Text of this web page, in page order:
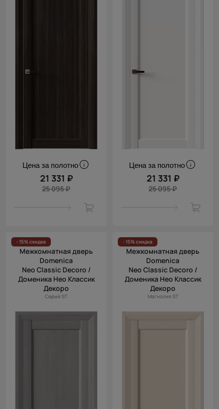
Цена за полотно
21 331 ₽
25 095 ₽
Цена за полотно
21 331 ₽
25 095 ₽
- 15% скидка
Межкомнатная дверь
Domenica
Neo Classic Decoro /
Доменика Нео Классик
Декоро
Серый ST
- 15% скидка
Межкомнатная дверь
Domenica
Neo Classic Decoro /
Доменика Нео Классик
Декоро
Магнолия ST